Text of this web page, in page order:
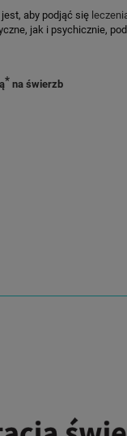
aby podjąć się
jak i psychicznie,
* na świerzb